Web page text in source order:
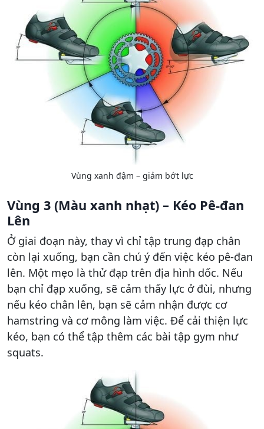
Vùng xanh đậm – giảm bớt lực
Vùng 3 (Màu xanh nhạt) – Kéo Pê-đan
Lên
Ở giai đoạn này, thay vì chỉ tập trung đạp chân
còn lại xuống, bạn cần chú ý đến việc kéo pê-đan
lên. Một mẹo là thử đạp trên địa hình dốc. Nếu
bạn chỉ đạp xuống, sẽ cảm thấy lực ở đùi, nhưng
nếu kéo chân lên, bạn sẽ cảm nhận được cơ
hamstring và cơ mông làm việc. Để cải thiện lực
kéo, bạn có thể tập thêm các bài tập gym như
squats.